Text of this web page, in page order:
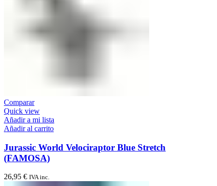
Comparar
Quick view
Añadir a mi lista
Añadir al carrito
Jurassic World Velociraptor Blue Stretch
(FAMOSA)
26,95 € IVA inc.